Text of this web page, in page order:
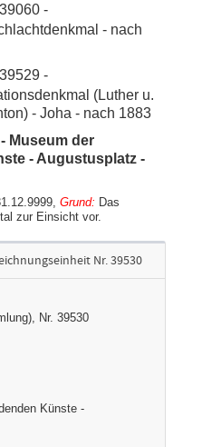
-
- nach
-
(Luther u.
- Joha - nach 1883
- Museum der
- Augustusplatz -
Grund: Das
zur Einsicht vor.
Nr. 39530
Nr. 39530
Künste -